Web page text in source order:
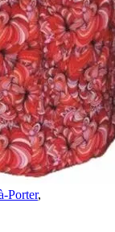
Porter,